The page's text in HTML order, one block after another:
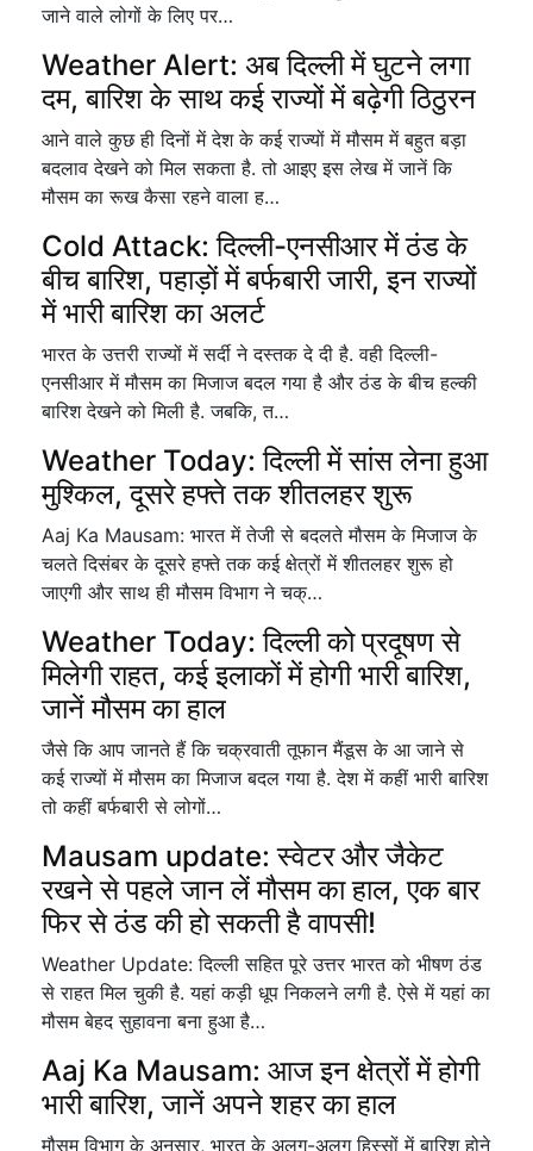
जाने वाले लोगों के लिए पर…
Weather Alert: अब दिल्ली में घुटने लगा
दम, बारिश के साथ कई राज्यों में बढ़ेगी ठिठुरन
आने वाले कुछ ही दिनों में देश के कई राज्यों में मौसम में बहुत बड़ा
बदलाव देखने को मिल सकता है. तो आइए इस लेख में जानें कि
मौसम का रूख कैसा रहने वाला ह…
Cold Attack: दिल्ली-एनसीआर में ठंड के
बीच बारिश, पहाड़ों में बर्फबारी जारी, इन राज्यों
में भारी बारिश का अलर्ट
भारत के उत्तरी राज्यों में सर्दी ने दस्तक दे दी है. वही दिल्ली-
एनसीआर में मौसम का मिजाज बदल गया है और ठंड के बीच हल्की
बारिश देखने को मिली है. जबकि, त…
Weather Today: दिल्ली में सांस लेना हुआ
मुश्किल, दूसरे हफ्ते तक शीतलहर शुरू
Aaj Ka Mausam: भारत में तेजी से बदलते मौसम के मिजाज के
चलते दिसंबर के दूसरे हफ्ते तक कई क्षेत्रों में शीतलहर शुरू हो
जाएगी और साथ ही मौसम विभाग ने चक्…
Weather Today: दिल्ली को प्रदूषण से
मिलेगी राहत, कई इलाकों में होगी भारी बारिश,
जानें मौसम का हाल
जैसे कि आप जानते हैं कि चक्रवाती तूफान मैंडूस के आ जाने से
कई राज्यों में मौसम का मिजाज बदल गया है. देश में कहीं भारी बारिश
तो कहीं बर्फबारी से लोगों…
Mausam update: स्वेटर और जैकेट
रखने से पहले जान लें मौसम का हाल, एक बार
फिर से ठंड की हो सकती है वापसी!
Weather Update: दिल्ली सहित पूरे उत्तर भारत को भीषण ठंड
से राहत मिल चुकी है. यहां कड़ी धूप निकलने लगी है. ऐसे में यहां का
मौसम बेहद सुहावना बना हुआ है…
Aaj Ka Mausam: आज इन क्षेत्रों में होगी
भारी बारिश, जानें अपने शहर का हाल
मौसम विभाग के अनुसार, भारत के अलग-अलग हिस्सों में बारिश होने